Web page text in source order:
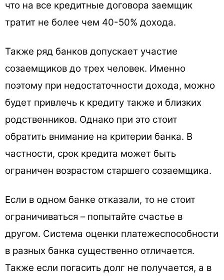
что на все кредитные договора заемщик
тратит не более чем 40-50% дохода.
Также ряд банков допускает участие
созаемщиков до трех человек. Именно
поэтому при недостаточности дохода, можно
будет привлечь к кредиту также и близких
родственников. Однако при это стоит
обратить внимание на критерии банка. В
частности, срок кредита может быть
ограничен возрастом старшего созаемщика.
Если в одном банке отказали, то не стоит
ограничиваться – попытайте счастье в
другом. Система оценки платежеспособности
в разных банка существенно отличается.
Также если погасить долг не получается, а в